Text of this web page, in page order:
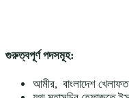
গুরুত্বপূর্ণ পদসমূহ:
আমীর, বাংলাদেশ